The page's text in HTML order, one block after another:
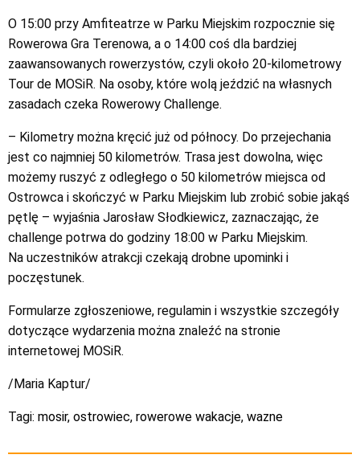
O 15:00 przy Amfiteatrze w Parku Miejskim rozpocznie się
Rowerowa Gra Terenowa, a o 14:00 coś dla bardziej
zaawansowanych rowerzystów, czyli około 20-kilometrowy
Tour de MOSiR. Na osoby, które wolą jeździć na własnych
zasadach czeka Rowerowy Challenge.
– Kilometry można kręcić już od północy. Do przejechania
jest co najmniej 50 kilometrów. Trasa jest dowolna, więc
możemy ruszyć z odległego o 50 kilometrów miejsca od
Ostrowca i skończyć w Parku Miejskim lub zrobić sobie jakąś
pętlę – wyjaśnia Jarosław Słodkiewicz, zaznaczając, że
challenge potrwa do godziny 18:00 w Parku Miejskim.
Na uczestników atrakcji czekają drobne upominki i
poczęstunek.
Formularze zgłoszeniowe, regulamin i wszystkie szczegóły
dotyczące wydarzenia można znaleźć na stronie
internetowej MOSiR.
/Maria Kaptur/
Tagi: mosir, ostrowiec, rowerowe wakacje, wazne